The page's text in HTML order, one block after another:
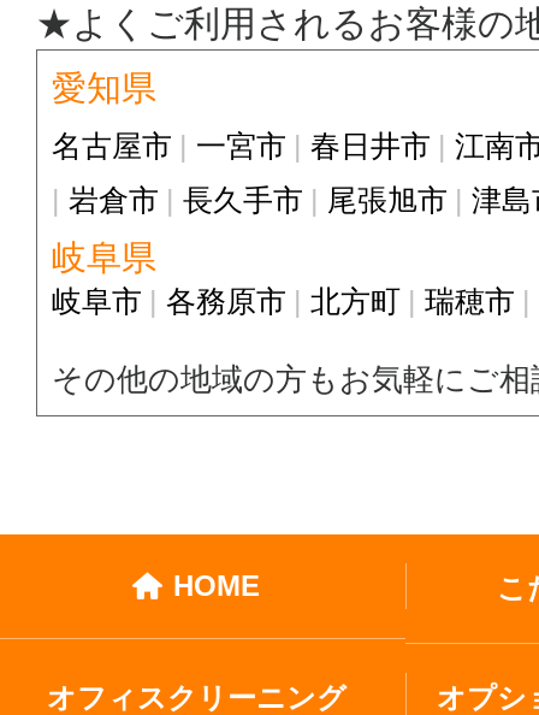
★よくご利用されるお客様の
愛知県
名古屋市 一宮市 春日井市
江南
岩倉市
長久手市 尾張旭市 津島
岐阜県
岐阜市 各務原市 北方町 瑞穂市
その他の地域の方もお気軽にご
HOME こ
オフィスクリーニング オプシ